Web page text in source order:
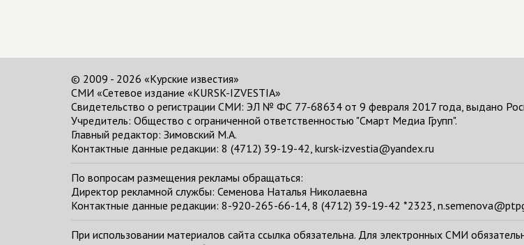
© 2009 - 2026 «Курские известия»
СМИ «Сетевое издание «KURSK-IZVESTIA»
Свидетельство о регистрации СМИ: ЭЛ № ФС 77-68634 от 9 февраля 2017 года, выдано
Учредитель: Общество с ограниченной ответственностью "Смарт Медиа Групп".
Главный редактор: Зимовский М.А.
Контактные данные редакции: 8 (4712) 39-19-42, kursk-izvestia@yandex.ru
По вопросам размещения рекламы обращаться:
Директор рекламной службы: Семенова Наталья Николаевна
Контактные данные редакции: 8-920-265-66-14, 8 (4712) 39-19-42 *2323,
При использовании материалов сайта ссылка обязательна. Для электронных СМИ